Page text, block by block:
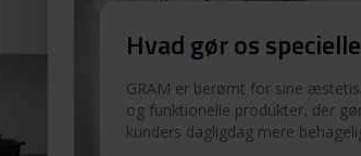
Hvad gør os specielle
GRAM er berømt for sine
og funktionelle produkter, der
kunders dagligdag mere